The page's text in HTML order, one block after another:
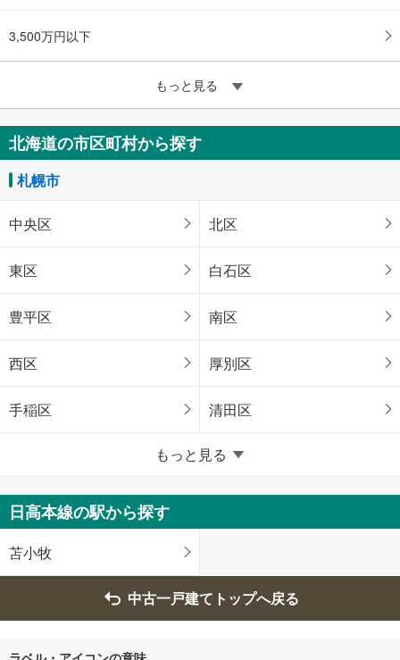
3,500万円以下
もっと見る
北海道の市区町村から探す
札幌市
中央区 北区
東区 白石区
豊平区 南区
西区 厚別区
手稲区 清田区
北海道のそのほかの地域
函館市 小樽市
旭川市
帯広市
もっと見る
日高本線の駅から探す
苫小牧
中古一戸建てトップへ戻る